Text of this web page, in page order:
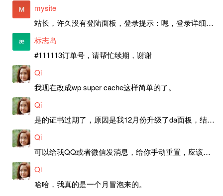
mysite
站长，许久没有登陆面板，登录提示：嗯，登录详细信息似乎不正确。请重试。 网站还可以正常使用。如果是密码问题请帮忙重置一下密码。谢谢。订单号：97790，账号：aa20210950。 站长，提交了工单，你回复续期成功，不过我的问题是面部登陆信息有问题，一直是初始密码，现在无法登陆，有时间麻烦排查一下。
标志岛
#111113订单号，请帮忙续期，谢谢
Qi
我现在改成wp super cache这样简单的了。
Qi
是的证书过期了，原因是我12月份升级了da面板，结果后台证书就不更新了，目前还在排查问题。切换PHP版本现在没有了，因为DA新版不支持。
Qi
可以给我QQ或者微信发消息，给你手动重置，应该是服务器插件有问题了，这个wp的主题太老了，导致现在好多的问题，网站的签到功能也是因为这个原因导致的。
Qi
哈哈，我真的是一个月冒泡来的。